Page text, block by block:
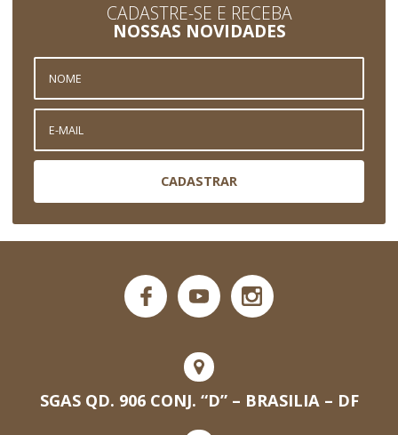
CADASTRE-SE E RECEBA
NOSSAS NOVIDADES
CADASTRAR
SGAS QD. 906 CONJ. “D” – BRASILIA – DF